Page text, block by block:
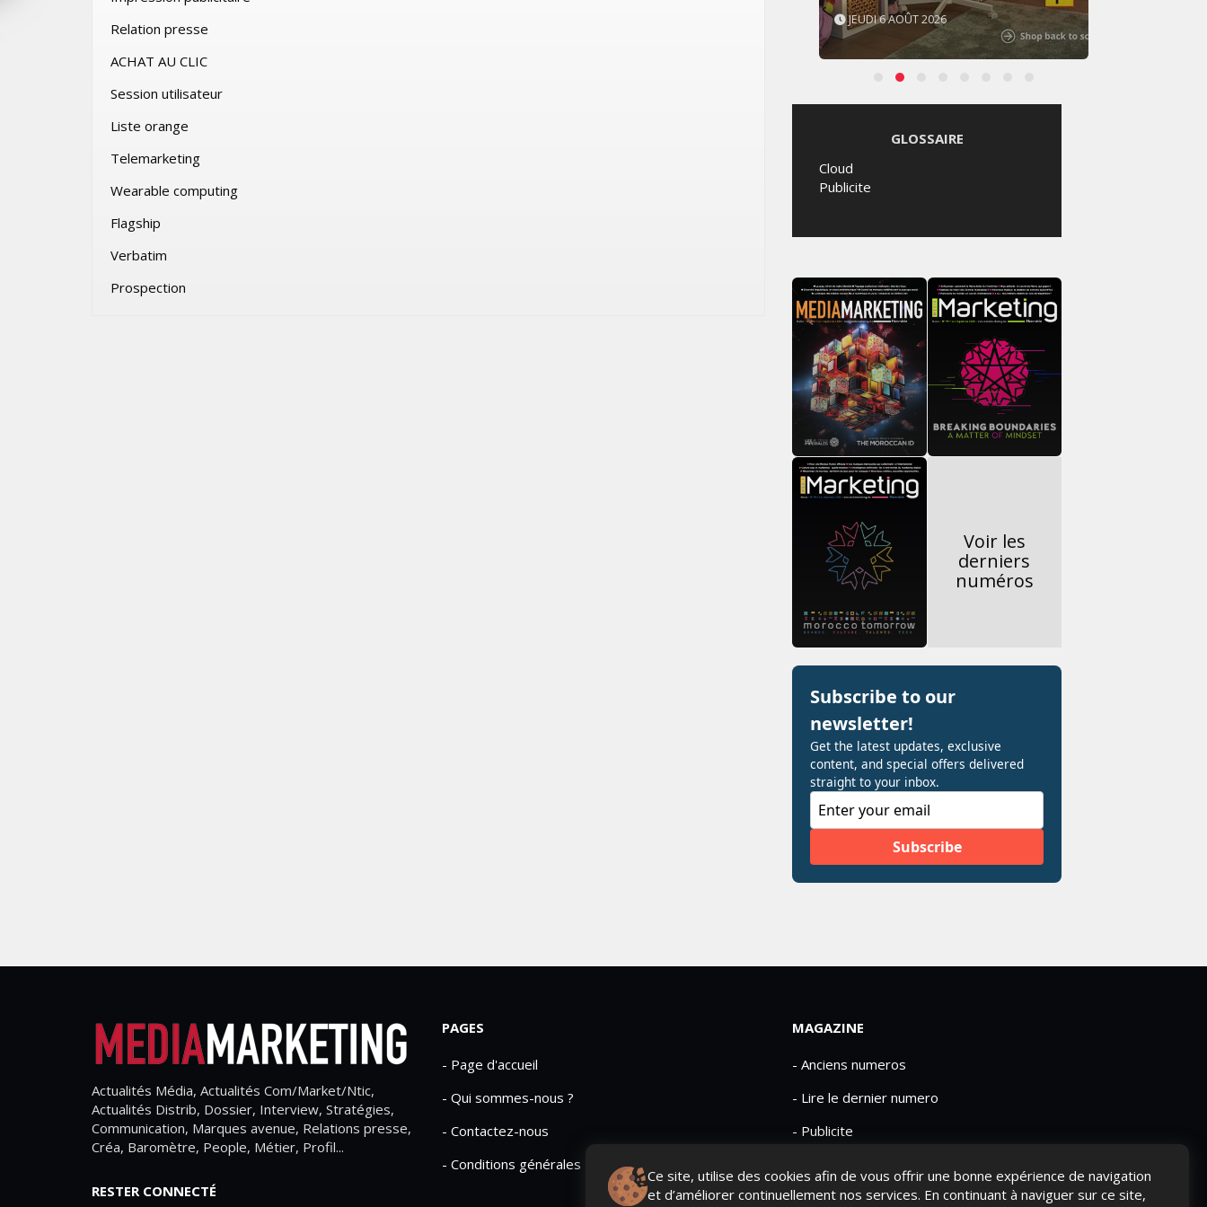
Relation presse
ACHAT AU CLIC
Session utilisateur
Liste orange
Telemarketing
Wearable computing
Flagship
Verbatim
Prospection
JEUDI 6 AOÛT 2026
GLOSSAIRE
Cloud
Publicite
Voir les
derniers
numéros
Ce site, utilise des cookies afin de vous offrir une bonne expérience de navigation
et d’améliorer continuellement nos services. En continuant à naviguer sur ce site,
Actualités Média, Actualités Com/Market/Ntic,
Actualités Distrib, Dossier, Interview, Stratégies,
Communication, Marques avenue, Relations presse,
Créa, Baromètre, People, Métier, Profil...
RESTER CONNECTÉ
PAGES
- Page d'accueil
- Qui sommes-nous ?
- Contactez-nous
- Conditions générales
MAGAZINE
- Anciens numeros
- Lire le dernier numero
- Publicite